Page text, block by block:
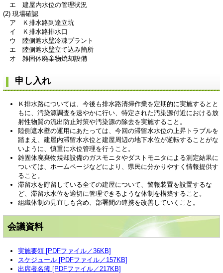
エ 建屋内水位の管理状況
(2) 現場確認
ア Ｋ排水路到達立坑
イ Ｋ排水路排水口
ウ 陸側遮水壁冷凍プラント
エ 陸側遮水壁立て込み箇所
オ 雑固体廃棄物焼却設備
申し入れ
Ｋ排水路については、今後も排水路清掃作業を定期的に実施するとと
もに、汚染源調査を速やかに行い、特定された汚染源付近における放
射性物質の流出防止対策や汚染源の除去を実施すること。
陸側遮水壁の運用にあたっては、今回の滞留水水位の上昇トラブルを
踏まえ、建屋内滞留水水位と建屋周辺の地下水位が逆転することがな
いように、慎重に水位管理を行うこと。
雑固体廃棄物焼却設備のガスモニタやダストモニタによる測定結果に
ついては、ホームページなどにより、県民に分かりやすく情報提供す
ること。
滞留水を貯留している全ての建屋について、警報装置を設置するな
ど、滞留水水位を適切に管理できるような体制を構築すること。
組織体制の見直しも含め、部署間の連携を改善していくこと。
会議資料
実施要領 [PDFファイル／36KB]
スケジュール [PDFファイル／157KB]
出席者名簿 [PDFファイル／217KB]